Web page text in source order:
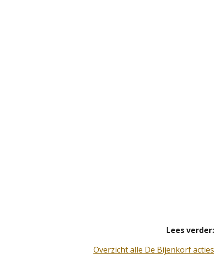
Lees verder:
Overzicht alle De Bijenkorf acties